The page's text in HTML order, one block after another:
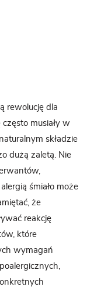
rewolucję dla
musiały w
składzie
dużą zaletą. Nie
śmiało może
że
reakcję
które
wymagań